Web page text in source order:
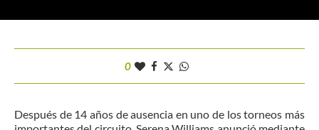
0
Después de 14 años de ausencia en uno de los torneos más